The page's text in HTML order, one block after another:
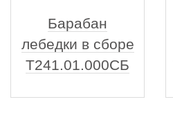
Барабан
лебедки в сборе
Т241.01.000СБ